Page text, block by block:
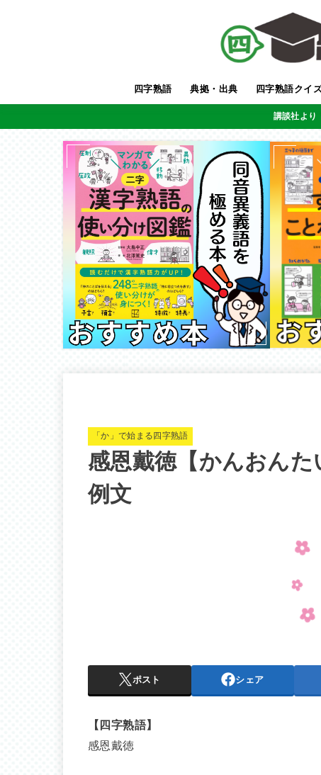
四字熟語 典拠・出典 四字熟語クイ
講談社より
「か」で始まる四字熟語
感恩戴徳【かんおん
例文
ポスト シェア
【四字熟語】
感恩戴徳